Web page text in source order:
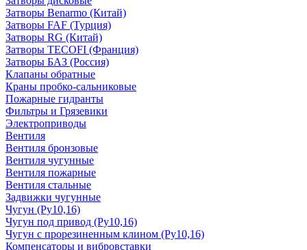
Затворы Benarmo (Китай)
Затворы FAF (Турция)
Затворы RG (Китай)
Затворы TECOFI (Франция)
Затворы БАЗ (Россия)
Клапаны обратные
Краны пробко-сальниковые
Пожарные гидранты
Фильтры и Грязевики
Электроприводы
Вентиля
Вентиля бронзовые
Вентиля чугунные
Вентиля пожарные
Вентиля стальные
Задвижки чугунные
Чугун (Ру10,16)
Чугун под привод (Ру10,16)
Чугун с прорезиненным клином (Ру10,16)
Компенсаторы и вибровставки